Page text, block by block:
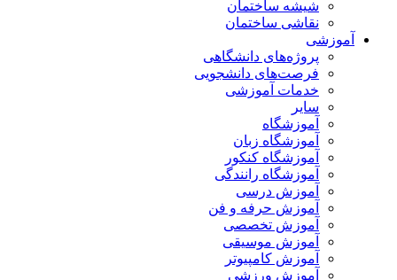
شیشه ساختمان
نقاشی ساختمان
آموزشی
پروژه‌های دانشگاهی
فرصت‌های دانشجویی
خدمات آموزشی
سایر
آموزشگاه
آموزشگاه زبان
آموزشگاه کنکور
آموزشگاه رانندگی
آموزش درسی
آموزش حرفه و فن
آموزش تخصصی
آموزش موسیقی
آموزش کامپیوتر
آموزش ورزشی